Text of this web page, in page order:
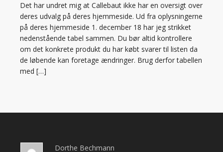
Det har undret mig at Callebaut ikke har en oversigt over
deres udvalg på deres hjemmeside. Ud fra oplysningerne
på deres hjemmeside 1. december 18 har jeg strikket
nedenstående tabel sammen. Du bør altid kontrollere
om det konkrete produkt du har købt svarer til listen da
de løbende kan foretage ændringer. Brug derfor tabellen
med […]
Dorthe Bechmann